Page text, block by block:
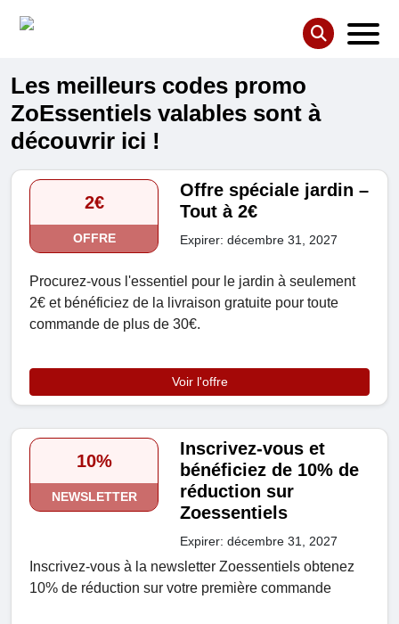
Les meilleurs codes promo
ZoEssentiels valables sont à
découvrir ici !
2€
OFFRE
Offre spéciale jardin –
Tout à 2€
Expirer: décembre 31, 2027
Procurez-vous l'essentiel pour le jardin à seulement
2€ et bénéficiez de la livraison gratuite pour toute
commande de plus de 30€.
Voir l'offre
10%
NEWSLETTER
Inscrivez-vous et
bénéficiez de 10% de
réduction sur
Zoessentiels
Expirer: décembre 31, 2027
Inscrivez-vous à la newsletter Zoessentiels obtenez
10% de réduction sur votre première commande